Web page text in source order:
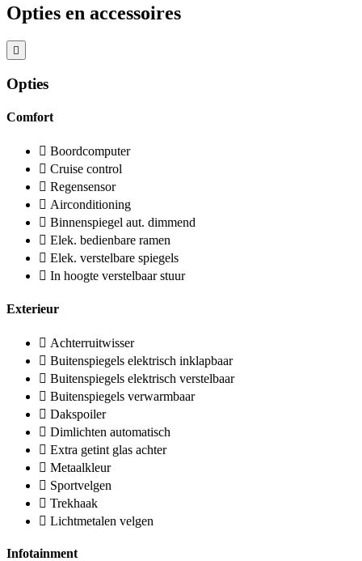
Opties en accessoires
Opties
Comfort
Boordcomputer
Cruise control
Regensensor
Airconditioning
Binnenspiegel aut. dimmend
Elek. bedienbare ramen
Elek. verstelbare spiegels
In hoogte verstelbaar stuur
Exterieur
Achterruitwisser
Buitenspiegels elektrisch inklapbaar
Buitenspiegels elektrisch verstelbaar
Buitenspiegels verwarmbaar
Dakspoiler
Dimlichten automatisch
Extra getint glas achter
Metaalkleur
Sportvelgen
Trekhaak
Lichtmetalen velgen
Infotainment